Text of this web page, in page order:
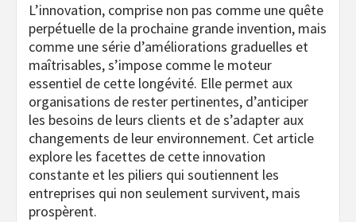
L’innovation, comprise non pas comme une quête
perpétuelle de la prochaine grande invention, mais
comme une série d’améliorations graduelles et
maîtrisables, s’impose comme le moteur
essentiel de cette longévité. Elle permet aux
organisations de rester pertinentes, d’anticiper
les besoins de leurs clients et de s’adapter aux
changements de leur environnement. Cet article
explore les facettes de cette innovation
constante et les piliers qui soutiennent les
entreprises qui non seulement survivent, mais
prospèrent.